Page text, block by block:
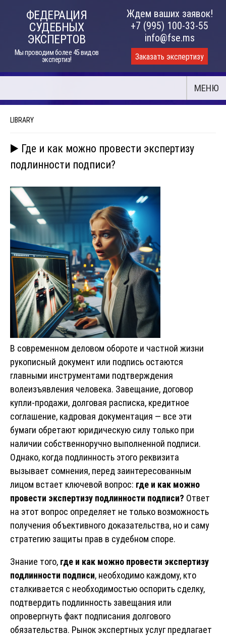
ФЕДЕРАЦИЯ
СУДЕБНЫХ
ЭКСПЕРТОВ
Мы проводим более 45 видов
экспертиз!
Ждем ваших заявок!
+7 (995) 100-33-55
info@fse.ms
Заказать экспертизу
МЕНЮ
LIBRARY
▶️ Где и как можно провести экспертизу
подлинности подписи?
В современном деловом обороте и частной жизни
рукописный документ или подпись остаются
главными инструментами подтверждения
волеизъявления человека. Завещание, договор
купли-продажи, долговая расписка, кредитное
соглашение, кадровая документация — все эти
бумаги обретают юридическую силу только при
наличии собственноручно выполненной подписи.
Однако, когда подлинность этого реквизита
вызывает сомнения, перед заинтересованным
лицом встает ключевой вопрос: где и как можно
провести экспертизу подлинности подписи? Ответ
на этот вопрос определяет не только возможность
получения объективного доказательства, но и саму
стратегию защиты прав в судебном споре.
Знание того, где и как можно провести экспертизу
подлинности подписи, необходимо каждому, кто
сталкивается с необходимостью оспорить сделку,
подтвердить подлинность завещания или
опровергнуть факт подписания долгового
обязательства. Рынок экспертных услуг предлагает